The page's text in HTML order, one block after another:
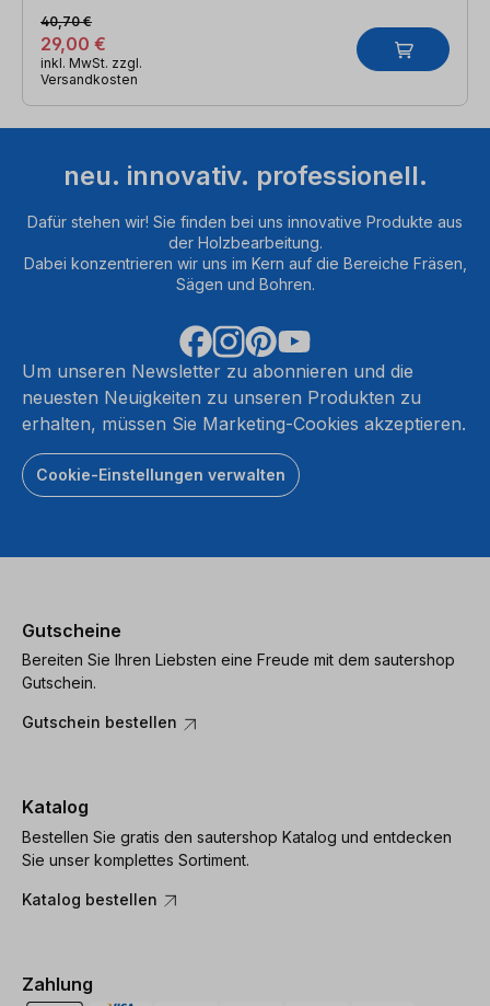
29,00 €
40,70 €
inkl. MwSt. zzgl.
Versandkosten
neu. innovativ. professionell.
Dafür stehen wir! Sie finden bei uns innovative Produkte aus
der Holzbearbeitung.
Dabei konzentrieren wir uns im Kern auf die Bereiche Fräsen,
Sägen und Bohren.
Um unseren Newsletter zu abonnieren und die
neuesten Neuigkeiten zu unseren Produkten zu
erhalten, müssen Sie Marketing-Cookies akzeptieren.
Cookie-Einstellungen verwalten
Gutscheine
Bereiten Sie Ihren Liebsten eine Freude mit dem sautershop
Gutschein.
Gutschein bestellen
Katalog
Bestellen Sie gratis den sautershop Katalog und entdecken
Sie unser komplettes Sortiment.
Katalog bestellen
Zahlung